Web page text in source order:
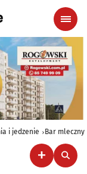
i jedzenie Bar mleczny